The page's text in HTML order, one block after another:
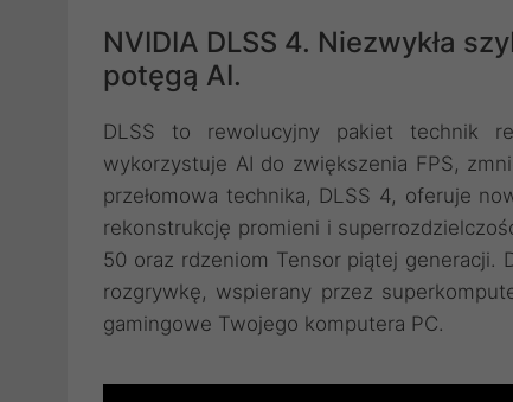
NVIDIA DLSS 4. Niezwykła
potęgą AI.
DLSS to rewolucyjny pakiet technik
wykorzystuje AI do zwiększenia FPS,
przełomowa technika, DLSS 4, oferuje
rekonstrukcję promieni i
50 oraz rdzeniom Tensor piątej generacji.
rozgrywkę, wspierany przez
gamingowe Twojego komputera PC.